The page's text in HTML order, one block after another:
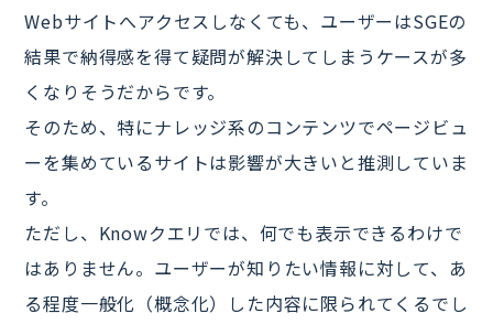
Webサイトへアクセスしなくても、ユーザーはSGEの
結果で納得感を得て疑問が解決してしまうケースが多
くなりそうだからです。
そのため、特にナレッジ系のコンテンツでページビュ
ーを集めているサイトは影響が大きいと推測していま
す。
ただし、Knowクエリでは、何でも表示できるわけで
はありません。ユーザーが知りたい情報に対して、あ
る程度一般化（概念化）した内容に限られてくるでし